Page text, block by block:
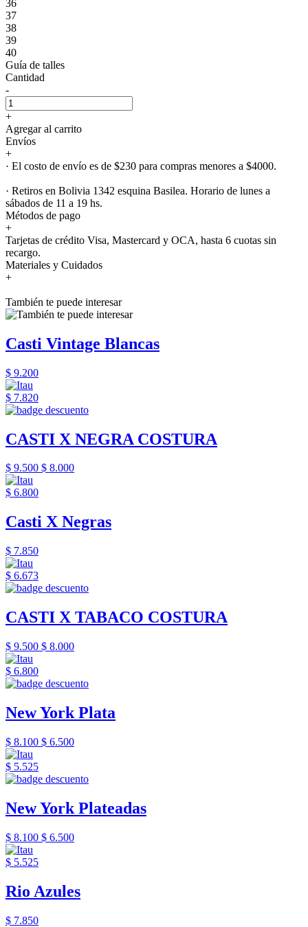
36
37
38
39
40
Guía de talles
Cantidad
-
+
Agregar al carrito
Envíos
+
· El costo de envío es de $230 para compras menores a $4000.
· Retiros en Bolivia 1342 esquina Basilea. Horario de lunes a
sábados de 11 a 19 hs.
Métodos de pago
+
Tarjetas de crédito Visa, Mastercard y OCA, hasta 6 cuotas sin
recargo.
Materiales y Cuidados
+
También te puede interesar
Casti Vintage Blancas
$ 9.200
$ 7.820
CASTI X NEGRA COSTURA
$ 9.500 $ 8.000
$ 6.800
Casti X Negras
$ 7.850
$ 6.673
CASTI X TABACO COSTURA
$ 9.500 $ 8.000
$ 6.800
New York Plata
$ 8.100 $ 6.500
$ 5.525
New York Plateadas
$ 8.100 $ 6.500
$ 5.525
Rio Azules
$ 7.850